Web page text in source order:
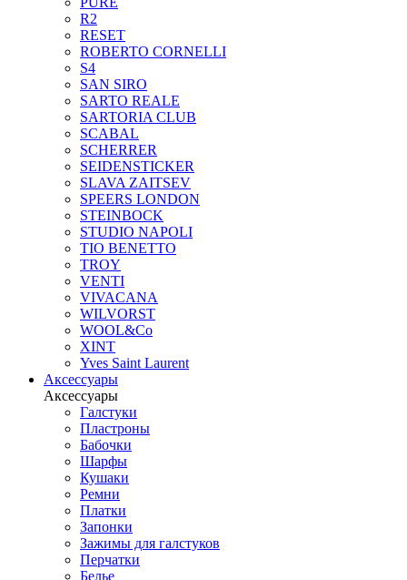
R2
RESET
ROBERTO CORNELLI
S4
SAN SIRO
SARTO REALE
SARTORIA CLUB
SCABAL
SCHERRER
SEIDENSTICKER
SLAVA ZAITSEV
SPEERS LONDON
STEINBOCK
STUDIO NAPOLI
TIO BENETTO
TROY
VENTI
VIVACANA
WILVORST
WOOL&Co
XINT
Yves Saint Laurent
Аксессуары
Аксессуары
Галстуки
Пластроны
Бабочки
Шарфы
Кушаки
Ремни
Платки
Запонки
Зажимы для галстуков
Перчатки
Белье